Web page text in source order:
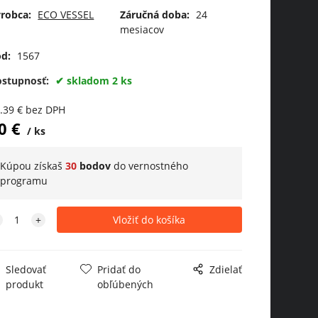
ECO VESSEL Záručná doba: 24
mesiacov
1567
skladom 2 ks
€ bez DPH
€ ks
Kúpou získaš30 bodov dovernostného
programu
Sledovať
produkt
Pridať do
obľúbených
Zdielať